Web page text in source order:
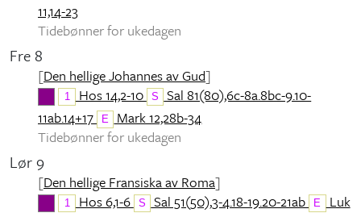
11,14-23
Tidebønner for ukedagen
Fre 8
[Den hellige Johannes av Gud]
1 Hos 14,2-10 S
Sal 81(80),6c-8a.8bc-9.10-
11ab.14+17
E
Mark 12,28b-34
Tidebønner for ukedagen
Lør 9
[Den hellige Fransiska av Roma]
1 Hos 6,1-6 S Sal 51(50),3-4.18-19.20-21ab E
Luk